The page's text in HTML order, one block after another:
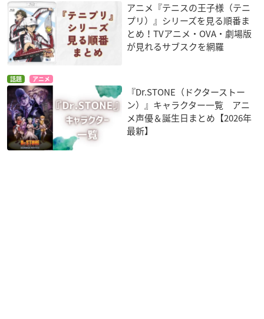
アニメ『テニスの王子様（テニ
プリ）』シリーズを見る順番ま
とめ！TVアニメ・OVA・劇場版
が見れるサブスクを網羅
話題 アニメ
『Dr.STONE（ドクターストー
ン）』キャラクター一覧 アニ
メ声優＆誕生日まとめ【2026年
最新】